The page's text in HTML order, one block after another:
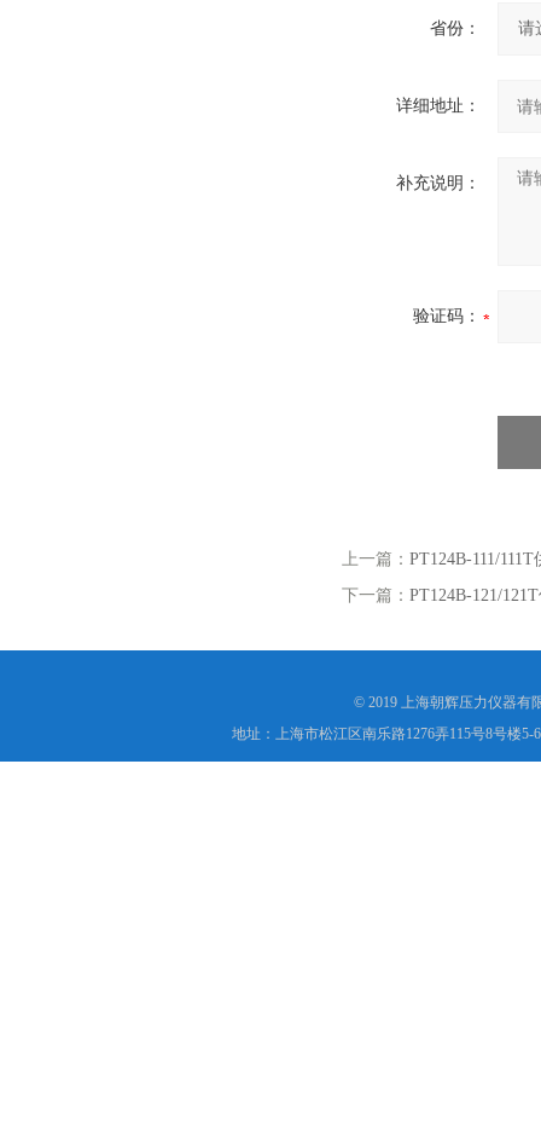
省份：
详细地址：
补充说明：
验证码：
上一篇： PT124B-111/
下一篇： PT124B-121/
© 2019 上海朝辉压力仪器有
地址：上海市松江区南乐路1276弄115号8号楼5-